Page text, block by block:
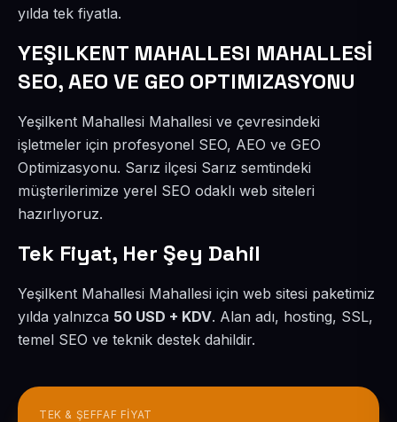
yılda tek fiyatla.
YEŞILKENT MAHALLESI MAHALLESİ
SEO, AEO VE GEO OPTIMIZASYONU
Yeşilkent Mahallesi Mahallesi ve çevresindeki
işletmeler için profesyonel SEO, AEO ve GEO
Optimizasyonu. Sarız ilçesi Sarız semtindeki
müşterilerimize yerel SEO odaklı web siteleri
hazırlıyoruz.
Tek Fiyat, Her Şey Dahil
Yeşilkent Mahallesi Mahallesi için web sitesi paketimiz
yılda yalnızca 50 USD + KDV. Alan adı, hosting, SSL,
temel SEO ve teknik destek dahildir.
TEK & ŞEFFAF FIYAT